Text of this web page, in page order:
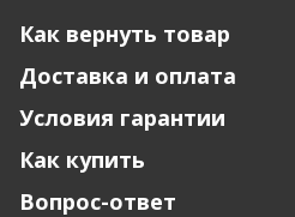
Как вернуть товар
Доставка и оплата
Условия гарантии
Как купить
Вопрос-ответ